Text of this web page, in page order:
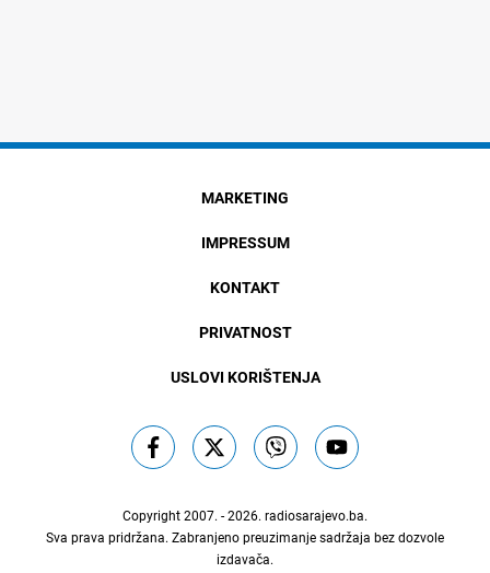
MARKETING
IMPRESSUM
KONTAKT
PRIVATNOST
USLOVI KORIŠTENJA
Copyright 2007. - 2026. radiosarajevo.ba.
Sva prava pridržana. Zabranjeno preuzimanje sadržaja bez dozvole
izdavača.